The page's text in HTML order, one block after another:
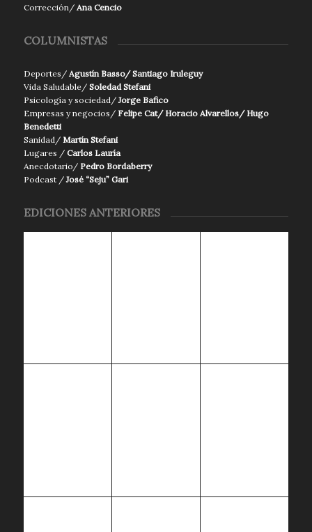
Corrección/ Ana Cencio
COLUMNISTAS
Deportes/ Agustín Basso/ Santiago Iruleguy
Vida Saludable/ Soledad Stefani
Psicología y sociedad/Jorge Bafico
Empresas y negocios/ Felipe Cat/ Horacio Alvarellos/ Hugo
Benedetti
Sanidad/ Martín Stefani
Lugares / Carlos Lauría
Anecdotario/ Pedro Bordaberry
Podcast /José “Seju” Gari
EDICIONES ANTERIORES